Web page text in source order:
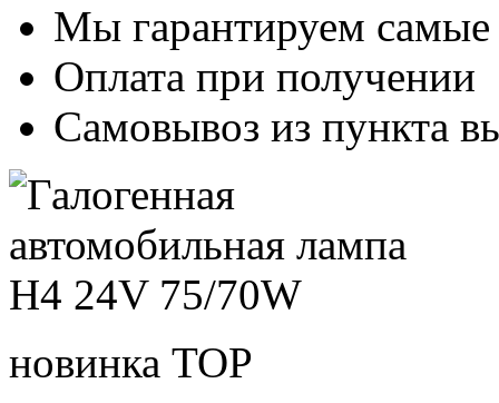
Мы гарантируем
Оплата при получении
Самовывоз из пункта
новинка TOP